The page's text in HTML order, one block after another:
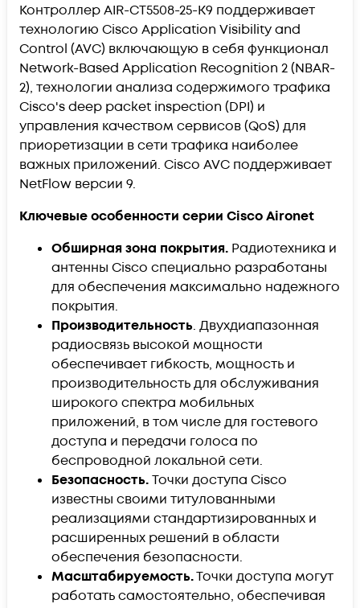
Контроллер AIR-CT5508-25-K9 поддерживает
технологию Cisco Application Visibility and
Control (AVC) включающую в себя функционал
Network-Based Application Recognition 2 (NBAR-
2), технологии анализа содержимого трафика
Cisco's deep packet inspection (DPI) и
управления качеством сервисов (QoS) для
приоретизации в сети трафика наиболее
важных приложений. Cisco AVC поддерживает
NetFlow версии 9.
Ключевые особенности серии Cisco Aironet
Обширная зона покрытия. Радиотехника и
антенны Cisco специально разработаны
для обеспечения максимально надежного
покрытия.
Производительность. Двухдиапазонная
радиосвязь высокой мощности
обеспечивает гибкость, мощность и
производительность для обслуживания
широкого спектра мобильных
приложений, в том числе для гостевого
доступа и передачи голоса по
беспроводной локальной сети.
Безопасность.Точки доступа Cisco
известны своими титулованными
реализациями стандартизированных и
расширенных решений в области
обеспечения безопасности.
Масштабируемость.Точки доступа могут
работать самостоятельно, обеспечивая